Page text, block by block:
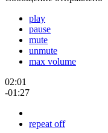
play
pause
mute
unmute
max volume
02:01
-01:27
repeat off